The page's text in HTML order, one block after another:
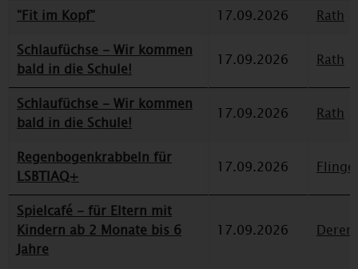
"Fit im Kopf" 17.09.2026
Rath
Schlaufüchse - Wir kommen
bald in die Schule!
17.09.2026 Rath
Schlaufüchse - Wir kommen
bald in die Schule!
17.09.2026 Rath
Regenbogenkrabbeln für
LSBTIAQ+
17.09.2026
Spielcafé - für Eltern mit
Kindern ab 2 Monate bis 6
Jahre
17.09.2026